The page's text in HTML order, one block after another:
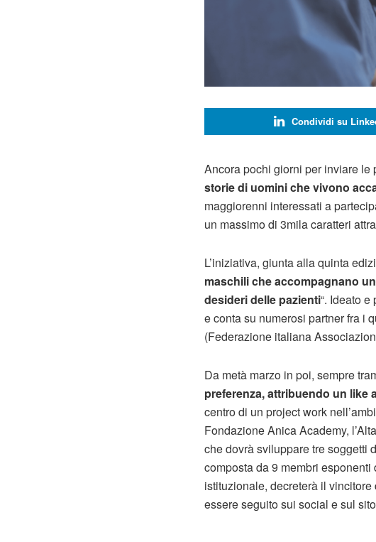
Condividi su
Ancora pochi giorni per inviare le
storie di uomini che vivono
maggiorenni interessati a
un massimo di 3mila caratteri
L’iniziativa, giunta alla quinta
maschili che accompagnano
desideri delle pazienti“. Ideato
e conta su numerosi partner fra i
(Federazione italiana
Da metà marzo in poi, sempre
preferenza, attribuendo un like
centro di un project work
Fondazione Anica Academy,
che dovrà sviluppare tre soggetti
composta da 9 membri
istituzionale, decreterà il
essere seguito sui social e sul